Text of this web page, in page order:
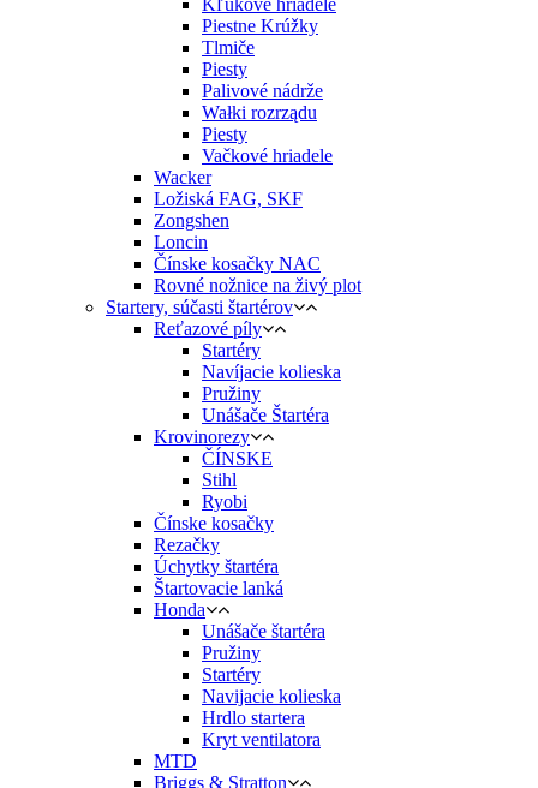
Kľukové hriadele
Piestne Krúžky
Tlmiče
Piesty
Palivové nádrže
Wałki rozrządu
Piesty
Vačkové hriadele
Wacker
Ložiská FAG, SKF
Zongshen
Loncin
Čínske kosačky NAC
Rovné nožnice na živý plot
Startery, súčasti štartérov
Reťazové píly
Startéry
Navíjacie kolieska
Pružiny
Unášače Štartéra
Krovinorezy
ČÍNSKE
Stihl
Ryobi
Čínske kosačky
Rezačky
Úchytky štartéra
Štartovacie lanká
Honda
Unášače štartéra
Pružiny
Startéry
Navijacie kolieska
Hrdlo startera
Kryt ventilatora
MTD
Briggs & Stratton